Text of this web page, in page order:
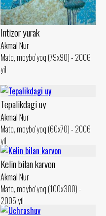
Intizor yurak
Akmal Nur
Mato, moybo‘yoq (79x90) - 2006
yil
Tepalikdagi uy
Akmal Nur
Mato, moybo‘yoq (60x70) - 2006
yil
Kelin bilan karvon
Akmal Nur
Mato, moybo‘yoq (100x300) -
2005 yil